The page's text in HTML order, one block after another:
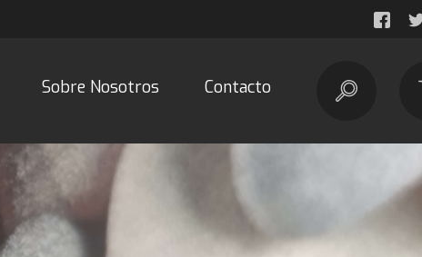
Sobre Nosotros Contacto